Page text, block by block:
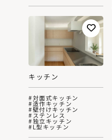
キッチン
#対面式キッチン
#造作キッチン
#壁付けキッチン
#ステンレス
#独立キッチン
#L型キッチン